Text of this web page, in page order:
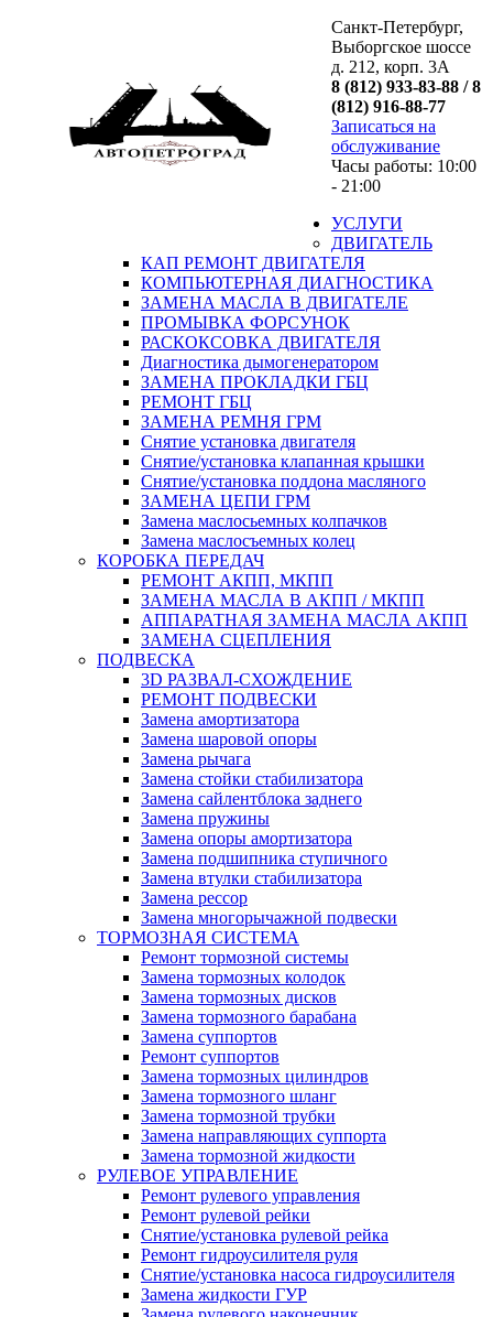
Санкт-Петербург,
Выборгское шоссе
д. 212, корп. 3А
8 (812) 933-83-88 / 8
(812) 916-88-77
Записаться на
обслуживание
Часы работы: 10:00
- 21:00
УСЛУГИ
ДВИГАТЕЛЬ
КАП РЕМОНТ ДВИГАТЕЛЯ
КОМПЬЮТЕРНАЯ ДИАГНОСТИКА
ЗАМЕНА МАСЛА В ДВИГАТЕЛЕ
ПРОМЫВКА ФОРСУНОК
РАСКОКСОВКА ДВИГАТЕЛЯ
Диагностика дымогенератором
ЗАМЕНА ПРОКЛАДКИ ГБЦ
РЕМОНТ ГБЦ
ЗАМЕНА РЕМНЯ ГРМ
Снятие установка двигателя
Cнятие/установка клапанная крышки
Cнятие/установка поддона масляного
ЗАМЕНА ЦЕПИ ГРМ
Замена маслосьемных колпачков
Замена маслосъемных колец
КОРОБКА ПЕРЕДАЧ
РЕМОНТ АКПП, МКПП
ЗАМЕНА МАСЛА В АКПП / МКПП
АППАРАТНАЯ ЗАМЕНА МАСЛА АКПП
ЗАМЕНА СЦЕПЛЕНИЯ
ПОДВЕСКА
3D РАЗВАЛ-СХОЖДЕНИЕ
РЕМОНТ ПОДВЕСКИ
Замена амортизатора
Замена шаровой опоры
Замена рычага
Замена стойки стабилизатора
Замена сайлентблока заднего
Замена пружины
Замена опоры амортизатора
Замена подшипника ступичного
Замена втулки стабилизатора
Замена рессор
Замена многорычажной подвески
ТОРМОЗНАЯ СИСТЕМА
Ремонт тормозной системы
Замена тормозных колодок
Замена тормозных дисков
Замена тормозного барабана
Замена суппортов
Ремонт суппортов
Замена тормозных цилиндров
Замена тормозного шланг
Замена тормозной трубки
Замена направляющих суппорта
Замена тормозной жидкости
РУЛЕВОЕ УПРАВЛЕНИЕ
Ремонт рулевого управления
Ремонт рулевой рейки
Снятие/установка рулевой рейка
Ремонт гидроусилителя руля
Снятие/установка насоса гидроусилителя
Замена жидкости ГУР